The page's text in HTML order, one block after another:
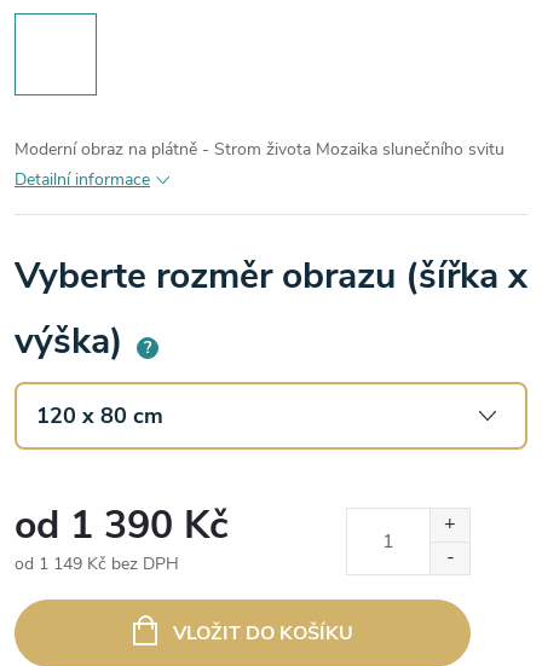
Moderní obraz na plátně - Strom života Mozaika slunečního svitu
Detailní informace
Vyberte rozměr obrazu (šířka x
výška)
?
od 1 390 Kč
od 1 149 Kč bez DPH
cena:
VLOŽIT DO KOŠÍKU